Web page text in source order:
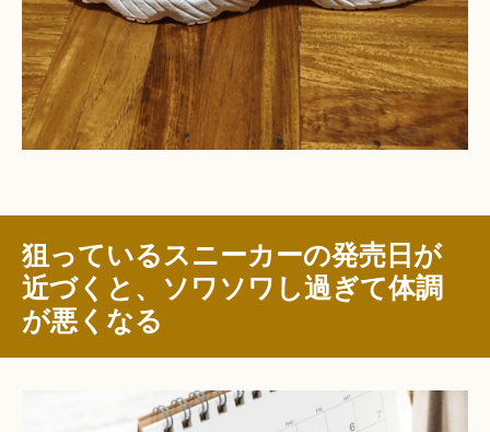
狙っているスニーカーの発売日が
近づくと、ソワソワし過ぎて体調
が悪くなる